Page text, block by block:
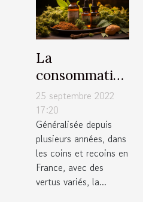
La
consommation
régulière du
CBD est -elle
bonne pour la
santé ?
25 septembre 2022
17:20
Généralisée depuis
plusieurs années, dans
les coins et recoins en
France, avec des
vertus variés, la...